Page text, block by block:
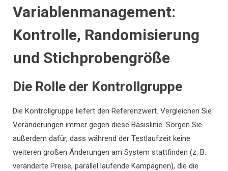
Variablenmanagement:
Kontrolle, Randomisierung
und Stichprobengröße
Die Rolle der Kontrollgruppe
Die Kontrollgruppe liefert den Referenzwert. Vergleichen Sie
Veränderungen immer gegen diese Basislinie. Sorgen Sie
außerdem dafür, dass während der Testlaufzeit keine
weiteren großen Änderungen am System stattfinden (z. B.
veränderte Preise, parallel laufende Kampagnen), die die